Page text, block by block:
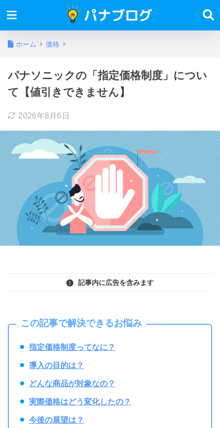
ホーム 価格
パナソニックの「指定価格制度」につい
て【値引きできません】
2026年8月6日
記事内に広告を含みます
この記事で解決できるお悩み
指定価格制度ってなに？
導入の目的は？
どんな商品が対象なの？
実際価格はどう変化したの？
今後の展望は？